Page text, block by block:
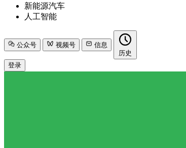
新能源汽车
人工智能
公众号 视频号
信息
历史
登录